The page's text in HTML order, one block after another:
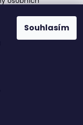
Souhlasím
zboží